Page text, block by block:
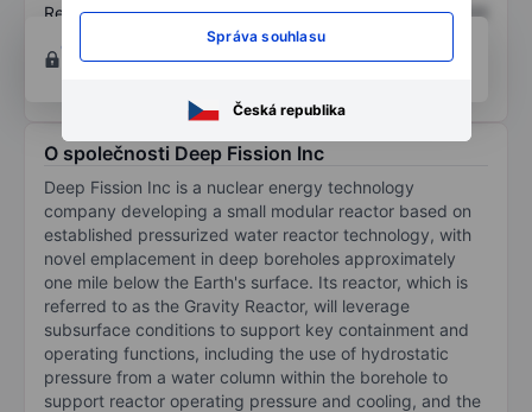
Správa souhlasu
Česká republika
Rentabilita kapitálu XXXXXXX
XXXXXXX
Otevřete si účet
a získejte přístup k pokročilým
O společnosti Deep Fission Inc
Deep Fission Inc is a nuclear energy technology
company developing a small modular reactor based on
established pressurized water reactor technology, with
novel emplacement in deep boreholes approximately
one mile below the Earth's surface. Its reactor, which is
referred to as the Gravity Reactor, will leverage
subsurface conditions to support key containment and
operating functions, including the use of hydrostatic
pressure from a water column within the borehole to
support reactor operating pressure and cooling, and the